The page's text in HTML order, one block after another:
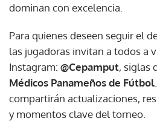
dominan con excelencia.
Para quienes deseen seguir el
las jugadoras invitan a todos a
Instagram: @Cepamput, siglas
Médicos Panameños de Fútbol
compartirán actualizaciones,
y momentos clave del torneo.